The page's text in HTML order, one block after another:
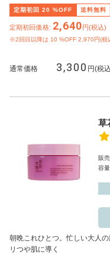
定期初回 20 %OFF 送料無料
定期初回価格: 2,640円(税込)
※2回目以降は 10 %OFF 2,970円(税
通常価格 3,300 円(税
草
販
容
朝晩これひとつ。忙しい大人
リつや肌に導く